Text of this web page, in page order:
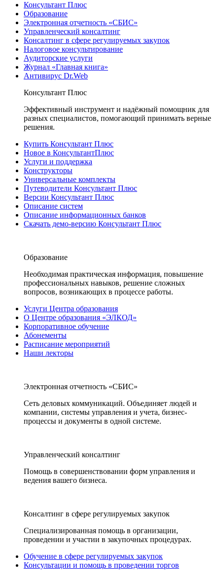
Консультант Плюс
Образование
Электронная отчетность «СБИС»
Управленческий консалтинг
Консалтинг в сфере регулируемых закупок
Налоговое консультирование
Аудиторские услуги
Журнал «Главная книга»
Антивирус Dr.Web
Консультант Плюс
Эффективный инструмент и надёжный помощник для
разных специалистов, помогающий принимать верные
решения.
Купить Консультант Плюс
Новое в КонсультантПлюс
Услуги и поддержка
Конструкторы
Универсальные комплекты
Путеводители Консультант Плюс
Версии Консультант Плюс
Описание систем
Описание информационных банков
Скачать демо-версию Консультант Плюс
Образование
Необходимая практическая информация, повышение
профессиональных навыков, решение сложных
вопросов, возникающих в процессе работы.
Услуги Центра образования
О Центре образования «ЭЛКОД»
Корпоративное обучение
Абонементы
Расписание мероприятий
Наши лекторы
Электронная отчетность «СБИС»
Сеть деловых коммуникаций. Объединяет людей и
компании, системы управления и учета, бизнес-
процессы и документы в одной системе.
Управленческий консалтинг
Помощь в совершенствовании форм управления и
ведения вашего бизнеса.
Консалтинг в сфере регулируемых закупок
Специализированная помощь в организации,
проведении и участии в закупочных процедурах.
Обучение в сфере регулируемых закупок
Консультации и помощь в проведении торгов